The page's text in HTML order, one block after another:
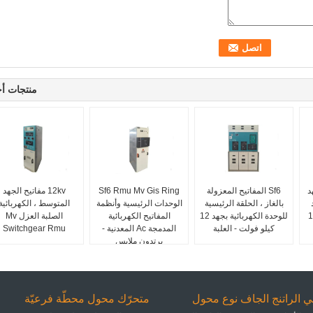
منتجات
12kv مفاتيح الجهد
المتوسط ​​،
الصلبة العزل Mv
Switchgear Rmu
Sf6 Rmu Mv Gis Ring
الوحدات الرئيسية وأنظمة
المفاتيح الكهربائية
المدمجة Ac المعدنية -
يرتدون ملابس
Sf6 المفاتيح المعزولة
بالغاز ، الحلقة الرئيسية
للوحدة الكهربائية بجهد 12
كيلو فولت - العلبة
متحرّك محول محطّة فرعيّة الراتنج الجاف نوع محول